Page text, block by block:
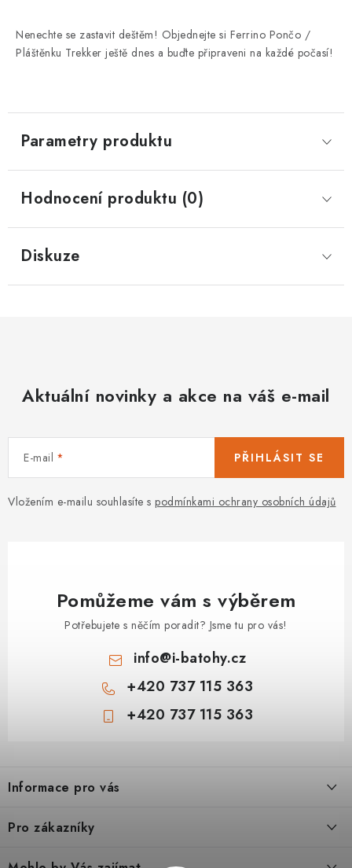
Nenechte se zastavit deštěm! Objednejte si Ferrino Pončo /
Pláštěnku Trekker ještě dnes a buďte připraveni na každé počasí!
Parametry produktu
Hodnocení produktu (0)
Diskuze
Aktuální novinky a akce na váš e-mail
E-mail
Vložením e-mailu souhlasíte s podmínkami ochrany osobních údajů
PŘIHLÁSIT SE
Pomůžeme vám s výběrem
Potřebujete s něčím poradit? Jsme tu pro vás!
info@i-batohy.cz
+420 737 115 363
+420 737 115 363
p
a
Informace pro vás
Doprava a platba
Pro zákazníky
Podmínky ochrany osobní údaje